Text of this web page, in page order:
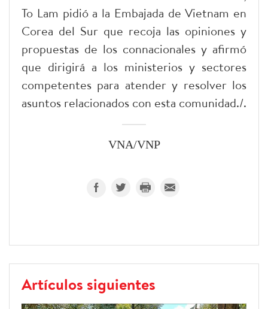
To Lam pidió a la Embajada de Vietnam en
Corea del Sur que recoja las opiniones y
propuestas de los connacionales y afirmó
que dirigirá a los ministerios y sectores
competentes para atender y resolver los
asuntos relacionados con esta comunidad./.
VNA/VNP
Artículos siguientes